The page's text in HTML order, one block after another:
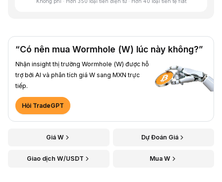
“Có nên mua Wormhole (W) lúc này không?”
Nhận insight thị trường Wormhole (W) được hỗ
trợ bởi AI và phân tích giá W sang MXN trực
tiếp.
Hỏi TradeGPT
Giá W Dự Đoán Giá
Giao dịch W/USDT Mua W